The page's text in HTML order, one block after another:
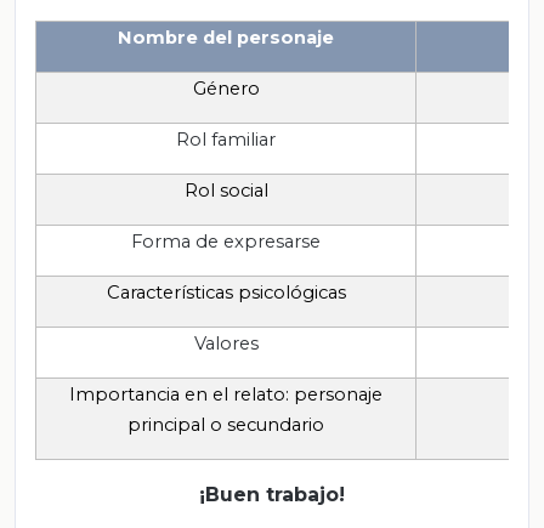
Nombre del personaje
Género
Rol familiar
Rol social
Forma de expresarse
Características psicológicas
Valores
Importancia en el relato: personaje
principal o secundario
¡Buen trabajo!